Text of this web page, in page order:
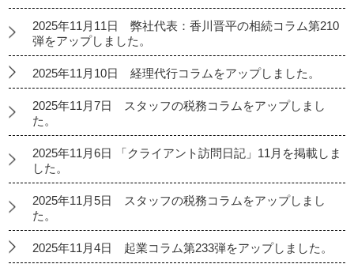
2025年11月11日 弊社代表：香川晋平の相続コラム第210
弾をアップしました。
2025年11月10日 経理代行コラムをアップしました。
2025年11月7日 スタッフの税務コラムをアップしまし
た。
2025年11月6日 「クライアント訪問日記」11月を掲載しま
した。
2025年11月5日 スタッフの税務コラムをアップしまし
た。
2025年11月4日 起業コラム第233弾をアップしました。